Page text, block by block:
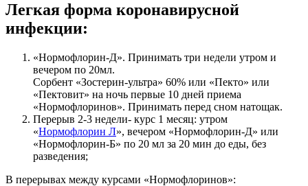
Легкая форма коронавирусной
инфекции:
«Нормофлорин-Д». Принимать три недели утром и
вечером по 20мл.
Сорбент «Зостерин-ультра» 60% или «Пекто» или
«Пектовит» на ночь первые 10 дней приема
«Нормофлоринов». Принимать перед сном натощак.
Перерыв 2-3 недели- курс 1 месяц: утром
«Нормофлорин Л», вечером «Нормофлорин-Д» или
«Нормофлорин-Б» по 20 мл за 20 мин до еды, без
разведения;
В перерывах между курсами «Нормофлоринов»: